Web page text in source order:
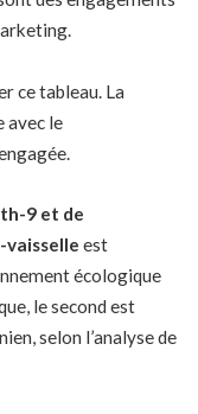
ce tableau. La
avec le
9 et de
vaisselle est
écologique
le second est
selon l’analyse de